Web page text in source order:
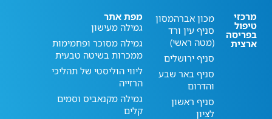
מרכזי
טיפול
בפריסה
ארצית
מכון אברהמסון
סניף עין ורד
(מטה ראשי)
סניף ירושלים
סניף באר שבע
והדרום
סניף ראשון
לציון
מפת אתר
גמילה מעישון
גמילה מסוכר ופחמימות
ממכרות בשיטה טבעית
ליווי הוליסטי של תהליכי
הרזייה
גמילה מקנאביס וסמים
קלים